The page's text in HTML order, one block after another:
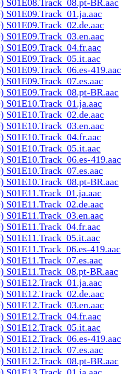
S01E08.Track_08.pt-BR.aac
S01E09.Track_01.ja.aac
S01E09.Track_02.de.aac
S01E09.Track_03.en.aac
S01E09.Track_04.fr.aac
S01E09.Track_05.it.aac
S01E09.Track_06.es-419.aac
S01E09.Track_07.es.aac
S01E09.Track_08.pt-BR.aac
S01E10.Track_01.ja.aac
S01E10.Track_02.de.aac
S01E10.Track_03.en.aac
S01E10.Track_04.fr.aac
S01E10.Track_05.it.aac
S01E10.Track_06.es-419.aac
S01E10.Track_07.es.aac
S01E10.Track_08.pt-BR.aac
S01E11.Track_01.ja.aac
S01E11.Track_02.de.aac
S01E11.Track_03.en.aac
S01E11.Track_04.fr.aac
S01E11.Track_05.it.aac
S01E11.Track_06.es-419.aac
S01E11.Track_07.es.aac
S01E11.Track_08.pt-BR.aac
S01E12.Track_01.ja.aac
S01E12.Track_02.de.aac
S01E12.Track_03.en.aac
S01E12.Track_04.fr.aac
S01E12.Track_05.it.aac
S01E12.Track_06.es-419.aac
S01E12.Track_07.es.aac
S01E12.Track_08.pt-BR.aac